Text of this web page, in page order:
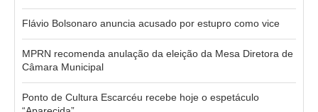
Flávio Bolsonaro anuncia acusado por estupro como vice
MPRN recomenda anulação da eleição da Mesa Diretora de
Câmara Municipal
Ponto de Cultura Escarcéu recebe hoje o espetáculo